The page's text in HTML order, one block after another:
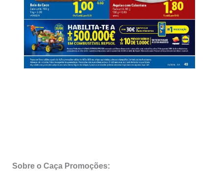
Sobre o Caça Promoções: